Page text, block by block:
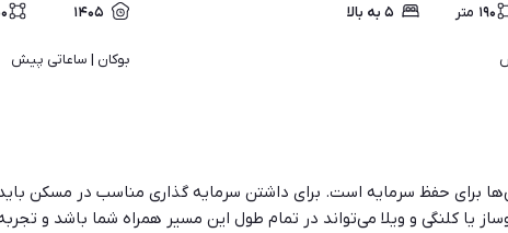
۱۹۰ متر ۵ به بالا ۱۴۰۵
بوکان | ساعاتی پیش
برای حفظ سرمایه است. برای داشتن سرمایه گذاری مناسب در مسکن
یا کلنگی و ویلا می‌تواند در تمام طول این مسیر همراه شما باشد و